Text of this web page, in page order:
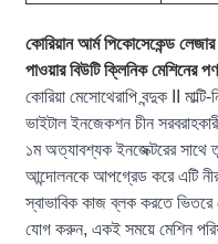
কোরিয়ান আর্ম পিকোসেকেন্ড
পাওয়ার বিউটি ক্লিনিক মেশিনের
কোরিয়া মেসোথেরাপি বন্দুক II
ভাইটাল ইনজেকশন চীন
১ম অত্যাবশ্যক ইনজেক্টরের
আন্দোলনকে আপগ্রেড করে এটি
স্বাভাবিক কাজ ব্লক করতে ভিতরে
যোগ করুন, একই সময়ে মেশিন